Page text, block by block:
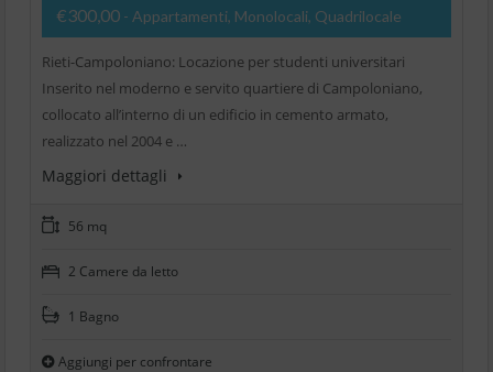
€300,00 - Appartamenti, Monolocali, Quadrilocale
Rieti-Campoloniano: Locazione per studenti universitari
Inserito nel moderno e servito quartiere di Campoloniano,
collocato all’interno di un edificio in cemento armato,
realizzato nel 2004 e …
Maggiori dettagli
56 mq
2 Camere da letto
1 Bagno
Aggiungi per confrontare